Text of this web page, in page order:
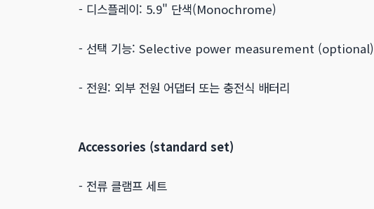
- 디스플레이: 5.9" 단색(Monochrome)
- 선택 기능: Selective power measurement (optional)
- 전원: 외부 전원 어댑터 또는 충전식 배터리
Accessories (standard set)
- 전류 클램프 세트